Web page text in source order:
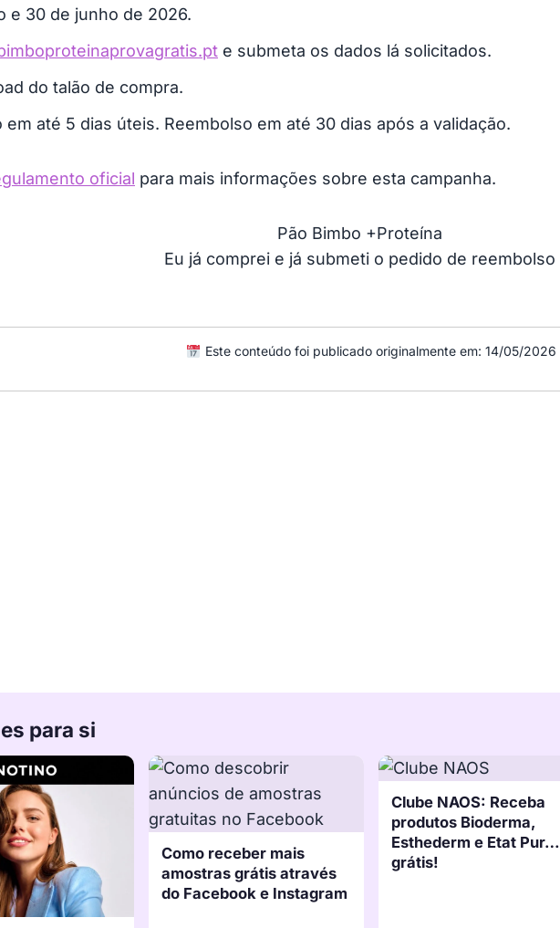
e 30 de junho de 2026.
e submeta os dados lá solicitados.
do talão de compra.
em até 5 dias úteis. Reembolso em até 30 dias após a validação.
oficial para mais informações sobre esta campanha.
Eu já comprei e já submeti o pedido de reembolso
Este conteúdo foi publicado originalmente em: 14/05/2026
para si
Como receber mais
amostras grátis através
do Facebook e Instagram
Clube NAOS: Receba
produtos Bioderma,
Esthederm e Etat Pur…
grátis!